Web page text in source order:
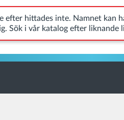
efter hittades inte. Namnet kan
Sök i vår katalog efter liknande
är den inte längre tillgänglig.